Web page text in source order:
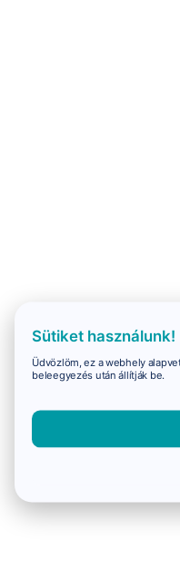
Sütiket használunk!
Üdvözlöm, ez a webhely
beleegyezés után állítják be.